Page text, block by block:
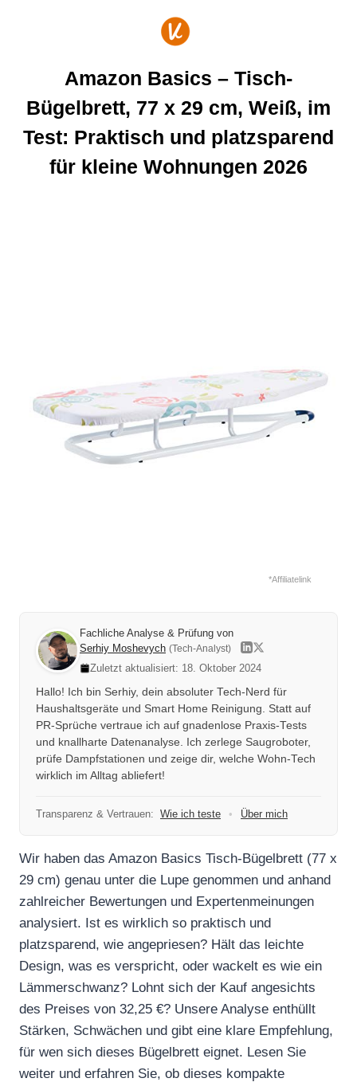
Amazon Basics – Tisch-
Bügelbrett, 77 x 29 cm, Weiß, im
Test: Praktisch und platzsparend
für kleine Wohnungen 2026
*Affiliatelink
Fachliche Analyse & Prüfung von
Serhiy Moshevych (Tech-Analyst)
Zuletzt aktualisiert: 18. Oktober 2024
Hallo! Ich bin Serhiy, dein absoluter Tech-Nerd für
Haushaltsgeräte und Smart Home Reinigung. Statt auf
PR-Sprüche vertraue ich auf gnadenlose Praxis-Tests
und knallharte Datenanalyse. Ich zerlege Saugroboter,
prüfe Dampfstationen und zeige dir, welche Wohn-Tech
wirklich im Alltag abliefert!
Transparenz & Vertrauen: Wie ich teste • Über mich
Wir haben das Amazon Basics Tisch-Bügelbrett (77 x
29 cm) genau unter die Lupe genommen und anhand
zahlreicher Bewertungen und Expertenmeinungen
analysiert. Ist es wirklich so praktisch und
platzsparend, wie angepriesen? Hält das leichte
Design, was es verspricht, oder wackelt es wie ein
Lämmerschwanz? Lohnt sich der Kauf angesichts
des Preises von 32,25 €? Unsere Analyse enthüllt
Stärken, Schwächen und gibt eine klare Empfehlung,
für wen sich dieses Bügelbrett eignet. Lesen Sie
weiter und erfahren Sie, ob dieses kompakte